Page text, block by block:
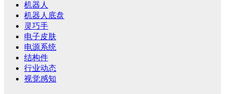
机器人
机器人底盘
灵巧手
电子皮肤
电源系统
结构件
行业动态
视觉感知